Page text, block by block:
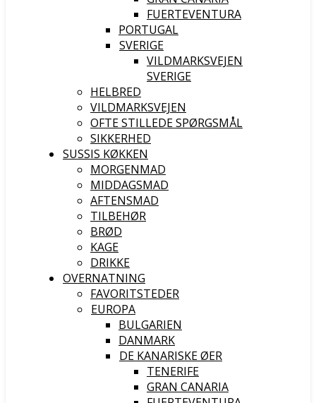
FUERTEVENTURA
PORTUGAL
SVERIGE
VILDMARKSVEJEN
SVERIGE
HELBRED
VILDMARKSVEJEN
OFTE STILLEDE SPØRGSMÅL
SIKKERHED
SUSSIS KØKKEN
MORGENMAD
MIDDAGSMAD
AFTENSMAD
TILBEHØR
BRØD
KAGE
DRIKKE
OVERNATNING
FAVORITSTEDER
EUROPA
BULGARIEN
DANMARK
DE KANARISKE ØER
TENERIFE
GRAN CANARIA